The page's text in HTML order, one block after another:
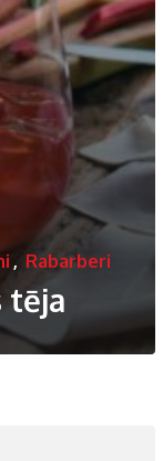
, Rabarberi
tēja